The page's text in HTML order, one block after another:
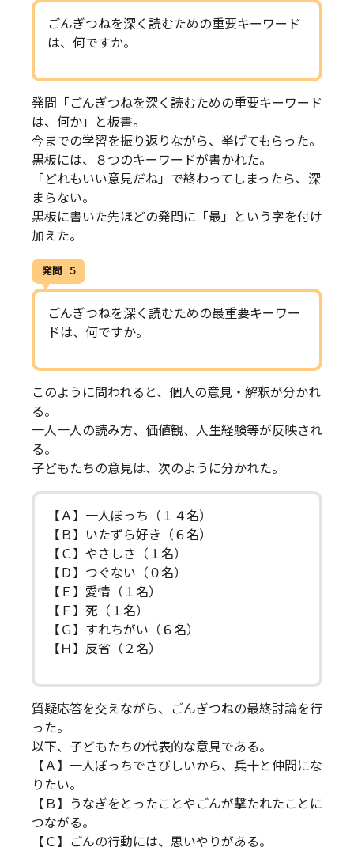
ごんぎつねを深く読むための重要キーワード
は、何ですか。
発問「ごんぎつねを深く読むための重要キーワード
は、何か」と板書。
今までの学習を振り返りながら、挙げてもらった。
黒板には、８つのキーワードが書かれた。
「どれもいい意見だね」で終わってしまったら、深
まらない。
黒板に書いた先ほどの発問に「最」という字を付け
加えた。
発問 . 5
ごんぎつねを深く読むための最重要キーワー
ドは、何ですか。
このように問われると、個人の意見・解釈が分かれ
る。
一人一人の読み方、価値観、人生経験等が反映され
る。
子どもたちの意見は、次のように分かれた。
【Ａ】一人ぼっち（１４名）
【Ｂ】いたずら好き（６名）
【Ｃ】やさしさ（１名）
【Ｄ】つぐない（０名）
【Ｅ】愛情（１名）
【Ｆ】死（１名）
【Ｇ】すれちがい（６名）
【Ｈ】反省（２名）
質疑応答を交えながら、ごんぎつねの最終討論を行
った。
以下、子どもたちの代表的な意見である。
【Ａ】一人ぼっちでさびしいから、兵十と仲間にな
りたい。
【Ｂ】うなぎをとったことやごんが撃たれたことに
つながる。
【Ｃ】ごんの行動には、思いやりがある。